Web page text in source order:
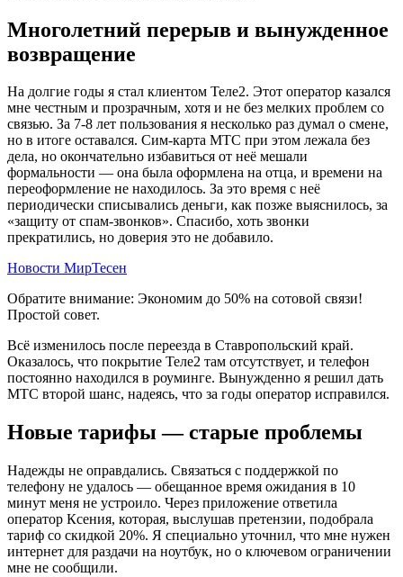
Многолетний перерыв и вынужденное
возвращение
На долгие годы я стал клиентом Теле2. Этот оператор казался
мне честным и прозрачным, хотя и не без мелких проблем со
связью. За 7-8 лет пользования я несколько раз думал о смене,
но в итоге оставался. Сим-карта МТС при этом лежала без
дела, но окончательно избавиться от неё мешали
формальности — она была оформлена на отца, и времени на
переоформление не находилось. За это время с неё
периодически списывались деньги, как позже выяснилось, за
«защиту от спам-звонков». Спасибо, хоть звонки
прекратились, но доверия это не добавило.
Новости МирТесен
Обратите внимание: Экономим до 50% на сотовой связи!
Простой совет.
Всё изменилось после переезда в Ставропольский край.
Оказалось, что покрытие Теле2 там отсутствует, и телефон
постоянно находился в роуминге. Вынужденно я решил дать
МТС второй шанс, надеясь, что за годы оператор исправился.
Новые тарифы — старые проблемы
Надежды не оправдались. Связаться с поддержкой по
телефону не удалось — обещанное время ожидания в 10
минут меня не устроило. Через приложение ответила
оператор Ксения, которая, выслушав претензии, подобрала
тариф со скидкой 20%. Я специально уточнил, что мне нужен
интернет для раздачи на ноутбук, но о ключевом ограничении
мне не сообщили.